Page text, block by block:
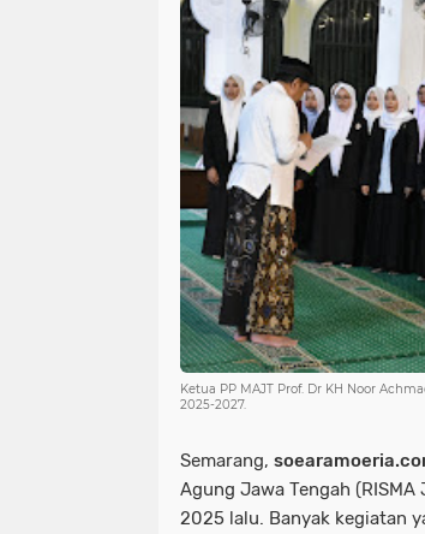
Ketua PP MAJT Prof. Dr KH Noor
2025-2027.
Semarang,
Agung Jawa Tengah
2025 lalu. Banyak kegiatan